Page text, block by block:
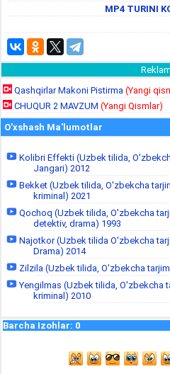
MP4 TURINI
Qashqirlar Makoni Pistirma (Yangi
CHUQUR 2 MAVZUM (Yangi Qismlar)
O'xshash Ma'lumotlar
Kolibri Effekti (Uzbek tilida,
Jangari) 2012
Bekket (Uzbek tilida, O'zbekcha
kriminal) 2021
Qochoq (Uzbek tilida, O'zbekcha
detektiv, drama) 1993
Najotkor (Uzbek tilida O'zbekcha
Drama) 2014
Zilzila (Uzbek tilida, O'zbekcha
Yengilmas (Uzbek tilida, O'zbekcha
kriminal) 2010
Barcha Izohlar: 0